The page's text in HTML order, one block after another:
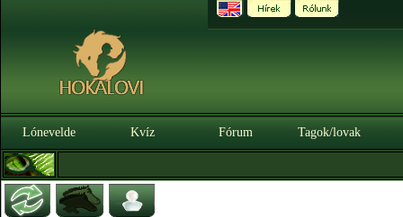
Lónevelde Kvíz Fórum Tagok/lovak